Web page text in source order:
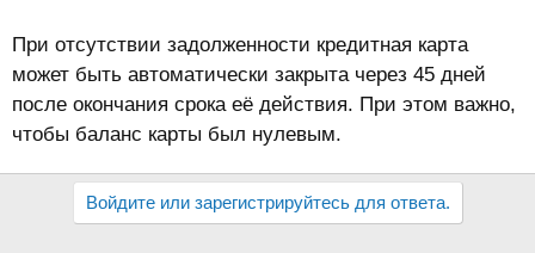
При отсутствии задолженности кредитная карта
может быть автоматически закрыта через 45 дней
после окончания срока её действия. При этом важно,
чтобы баланс карты был нулевым.
Войдите или зарегистрируйтесь для ответа.